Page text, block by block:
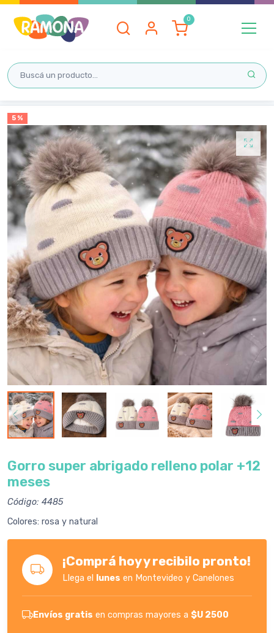
5 %
Gorro super abrigado relleno polar +12
meses
Código: 4485
Colores: rosa y natural
¡Comprá hoy y recibilo pronto!
Llega el lunes en Montevideo y Canelones
Envíos gratis en compras mayores a $U 2500